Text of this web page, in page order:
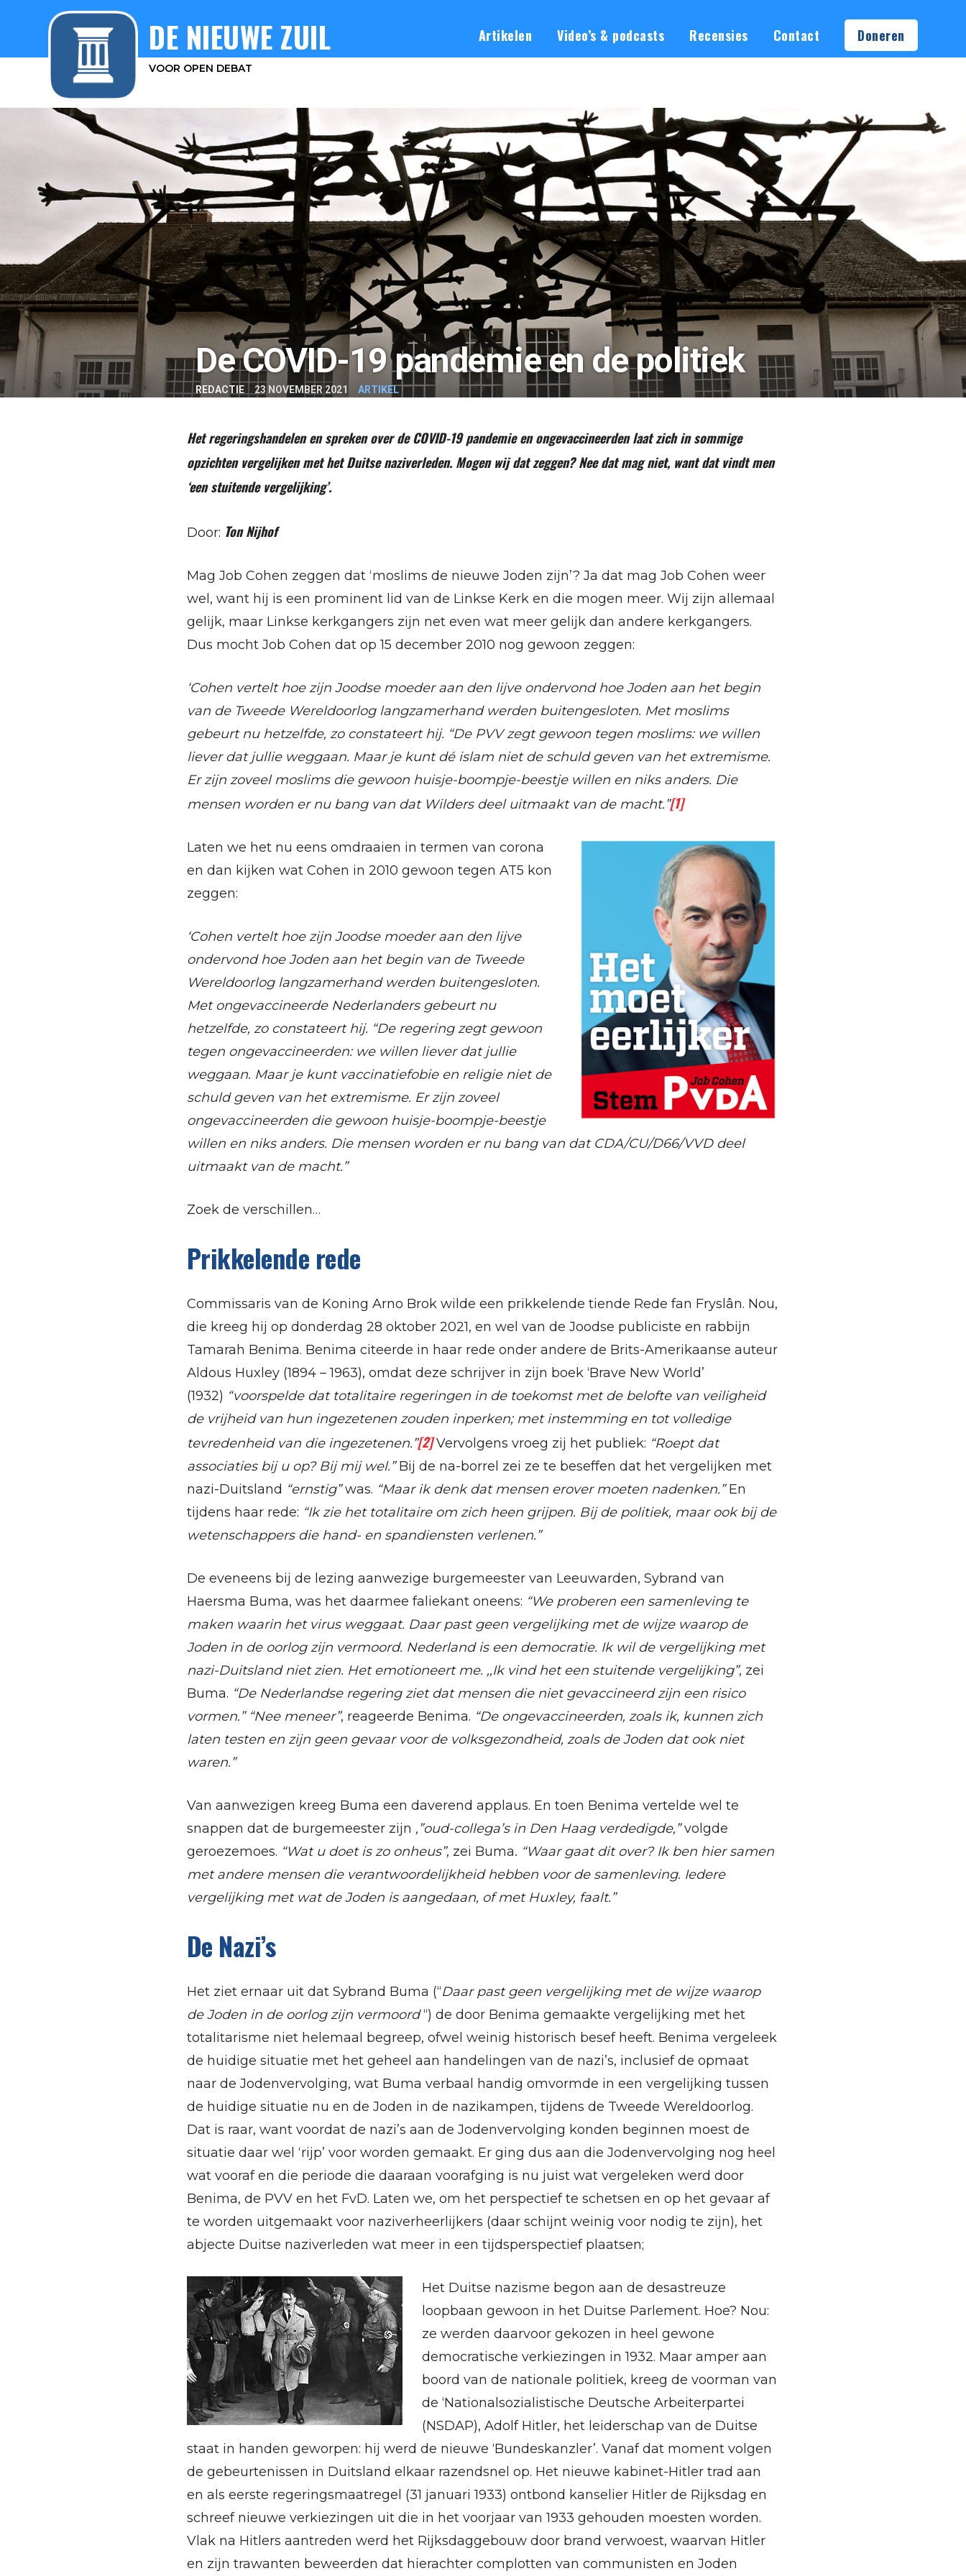
DE NIEUWE ZUIL
VOOR OPEN DEBAT
Artikelen Video’s & podcasts Recensies Contact Doneren
De COVID-19 pandemie en de politiek
REDACTIE 23 NOVEMBER 2021 ARTIKEL
Het regeringshandelen en spreken over de COVID-19 pandemie en ongevaccineerden laat zich in sommige
opzichten vergelijken met het Duitse naziverleden. Mogen wij dat zeggen? Nee dat mag niet, want dat vindt men
‘een stuitende vergelijking’.
Door: Ton Nijhof
Mag Job Cohen zeggen dat ‘moslims de nieuwe Joden zijn’? Ja dat mag Job Cohen weer
wel, want hij is een prominent lid van de Linkse Kerk en die mogen meer. Wij zijn allemaal
gelijk, maar Linkse kerkgangers zijn net even wat meer gelijk dan andere kerkgangers.
Dus mocht Job Cohen dat op 15 december 2010 nog gewoon zeggen:
‘Cohen vertelt hoe zijn Joodse moeder aan den lijve ondervond hoe Joden aan het begin
van de Tweede Wereldoorlog langzamerhand werden buitengesloten. Met moslims
gebeurt nu hetzelfde, zo constateert hij. “De PVV zegt gewoon tegen moslims: we willen
liever dat jullie weggaan. Maar je kunt dé islam niet de schuld geven van het extremisme.
Er zijn zoveel moslims die gewoon huisje-boompje-beestje willen en niks anders. Die
mensen worden er nu bang van dat Wilders deel uitmaakt van de macht.”[1]
Laten we het nu eens omdraaien in termen van corona
en dan kijken wat Cohen in 2010 gewoon tegen AT5 kon
zeggen:
‘Cohen vertelt hoe zijn Joodse moeder aan den lijve
ondervond hoe Joden aan het begin van de Tweede
Wereldoorlog langzamerhand werden buitengesloten.
Met ongevaccineerde Nederlanders gebeurt nu
hetzelfde, zo constateert hij. “De regering zegt gewoon
tegen ongevaccineerden: we willen liever dat jullie
weggaan. Maar je kunt vaccinatiefobie en religie niet de
schuld geven van het extremisme. Er zijn zoveel
ongevaccineerden die gewoon huisje-boompje-beestje
willen en niks anders. Die mensen worden er nu bang van dat CDA/CU/D66/VVD deel
uitmaakt van de macht.”
Zoek de verschillen…
Prikkelende rede
Commissaris van de Koning Arno Brok wilde een prikkelende tiende Rede fan Fryslân. Nou,
die kreeg hij op donderdag 28 oktober 2021, en wel van de Joodse publiciste en rabbijn
Tamarah Benima. Benima citeerde in haar rede onder andere de Brits-Amerikaanse auteur
Aldous Huxley (1894 – 1963), omdat deze schrijver in zijn boek ‘Brave New World’
(1932) “voorspelde dat totalitaire regeringen in de toekomst met de belofte van veiligheid
de vrijheid van hun ingezetenen zouden inperken; met instemming en tot volledige
tevredenheid van die ingezetenen.”[2]Vervolgens vroeg zij het publiek: “Roept dat
associaties bij u op? Bij mij wel.”Bij de na-borrel zei ze te beseffen dat het vergelijken met
nazi-Duitsland “ernstig”was. “Maar ik denk dat mensen erover moeten nadenken.”En
tijdens haar rede: “Ik zie het totalitaire om zich heen grijpen. Bij de politiek, maar ook bij de
wetenschappers die hand- en spandiensten verlenen.”
De eveneens bij de lezing aanwezige burgemeester van Leeuwarden, Sybrand van
Haersma Buma, was het daarmee faliekant oneens: “We proberen een samenleving te
maken waarin het virus weggaat. Daar past geen vergelijking met de wijze waarop de
Joden in de oorlog zijn vermoord. Nederland is een democratie. Ik wil de vergelijking met
nazi-Duitsland niet zien. Het emotioneert me. ,,Ik vind het een stuitende vergelijking”, zei
Buma. “De Nederlandse regering ziet dat mensen die niet gevaccineerd zijn een risico
vormen.” “Nee meneer”, reageerde Benima. “De ongevaccineerden, zoals ik, kunnen zich
laten testen en zijn geen gevaar voor de volksgezondheid, zoals de Joden dat ook niet
waren.”
Van aanwezigen kreeg Buma een daverend applaus. En toen Benima vertelde wel te
snappen dat de burgemeester zijn ,”oud-collega’s in Den Haag verdedigde,”volgde
geroezemoes. “Wat u doet is zo onheus”, zei Buma. “Waar gaat dit over? Ik ben hier samen
met andere mensen die verantwoordelijkheid hebben voor de samenleving. Iedere
vergelijking met wat de Joden is aangedaan, of met Huxley, faalt.”
De Nazi’s
Het ziet ernaar uit dat Sybrand Buma (“Daar past geen vergelijking met de wijze waarop
de Joden in de oorlog zijn vermoord“) de door Benima gemaakte vergelijking met het
totalitarisme niet helemaal begreep, ofwel weinig historisch besef heeft. Benima vergeleek
de huidige situatie met het geheel aan handelingen van de nazi’s, inclusief de opmaat
naar de Jodenvervolging, wat Buma verbaal handig omvormde in een vergelijking tussen
de huidige situatie nu en de Joden in de nazikampen, tijdens de Tweede Wereldoorlog.
Dat is raar, want voordat de nazi’s aan de Jodenvervolging konden beginnen moest de
situatie daar wel ‘rijp’ voor worden gemaakt. Er ging dus aan die Jodenvervolging nog heel
wat vooraf en die periode die daaraan voorafging is nu juist wat vergeleken werd door
Benima, de PVV en het FvD. Laten we, om het perspectief te schetsen en op het gevaar af
te worden uitgemaakt voor naziverheerlijkers (daar schijnt weinig voor nodig te zijn), het
abjecte Duitse naziverleden wat meer in een tijdsperspectief plaatsen;
Het Duitse nazisme begon aan de desastreuze
loopbaan gewoon in het Duitse Parlement. Hoe? Nou:
ze werden daarvoor gekozen in heel gewone
democratische verkiezingen in 1932. Maar amper aan
boord van de nationale politiek, kreeg de voorman van
de ‘Nationalsozialistische Deutsche Arbeiterpartei
(NSDAP), Adolf Hitler, het leiderschap van de Duitse
staat in handen geworpen: hij werd de nieuwe ‘Bundeskanzler’. Vanaf dat moment volgen
de gebeurtenissen in Duitsland elkaar razendsnel op. Het nieuwe kabinet-Hitler trad aan
en als eerste regeringsmaatregel (31 januari 1933) ontbond kanselier Hitler de Rijksdag en
schreef nieuwe verkiezingen uit die in het voorjaar van 1933 gehouden moesten worden.
Vlak na Hitlers aantreden werd het Rijksdaggebouw door brand verwoest, waarvan Hitler
en zijn trawanten beweerden dat hierachter complotten van communisten en Joden